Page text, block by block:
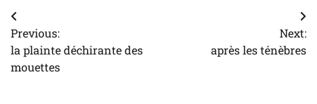
Navigation
de
l’article
Previous:
la plainte déchirante des
mouettes
Next:
après les ténèbres